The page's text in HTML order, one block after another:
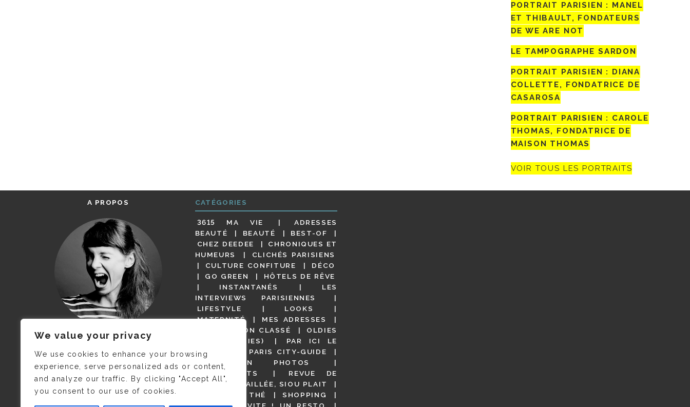
We value your privacy
We use cookies to enhance your browsing
experience, serve personalized ads or content,
and analyze our traffic. By clicking "Accept All",
you consent to our use of cookies.
PORTRAIT PARISIEN : MANEL
ET THIBAULT, FONDATEURS
DE WE ARE NOT
LE TAMPOGRAPHE SARDON
PORTRAIT PARISIEN : DIANA
COLLETTE, FONDATRICE DE
CASAROSA
PORTRAIT PARISIEN : CAROLE
THOMAS, FONDATRICE DE
MAISON THOMAS
VOIR TOUS LES PORTRAITS
A PROPOS
JE M’APPELLE DELPHINE MAIS
C’EST ©CAMILLE COLLIN QUI A
PRIS CETTE PHOTO !
CATÉGORIES
3615 MA VIE
ADRESSES
BEAUTÉ
BEAUTÉ
BEST-OF
CHEZ DEEDEE
CHRONIQUES ET
HUMEURS
CLICHÉS PARISIENS
CULTURE CONFITURE
DÉCO
GO GREEN
HÔTELS DE RÊVE
INSTANTANÉS
LES
INTERVIEWS PARISIENNES
LIFESTYLE
LOOKS
MATERNITÉ
MES ADRESSES
NON CLASSÉ
OLDIES
(BUT GOODIES)
PAR ICI LE
MAGOT !
PARIS CITY-GUIDE
PARIS EN PHOTOS
RESTAURANTS
REVUE DE
PRESSE DÉTAILLÉE, SIOU PLAIT
SALONS DE THÉ
SHOPPING
VIDÉOS
VITE ! UN RESTO